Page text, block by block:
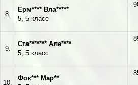
8.
Ерм**** Вла*****
5, 5 класс
9.
Ста******* Але****
5, 5 класс
10.
Фок*** Мар**